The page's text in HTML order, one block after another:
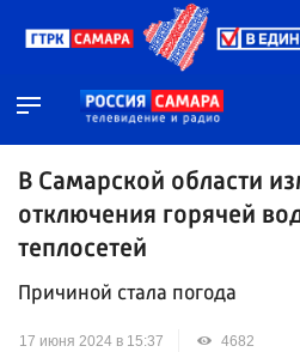
В Самарской области
отключения горячей
теплосетей
Причиной стала погода
17 июня 2024 в 15:37 4682